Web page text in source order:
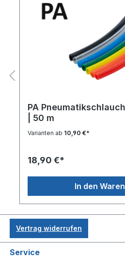
PA
| 50 m
Varianten ab 10,90 €*
18,90 €*
In den
Vertrag widerrufen
Service